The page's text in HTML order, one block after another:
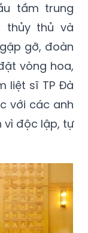
tầm trung
thủy thủ và
gỡ, đoàn
vòng hoa,
liệt sĩ TP Đà
với các anh
vì độc lập, tự